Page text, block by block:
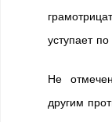
уступает
Не
другим